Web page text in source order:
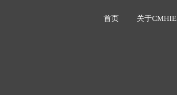
首页 关于CMHIE